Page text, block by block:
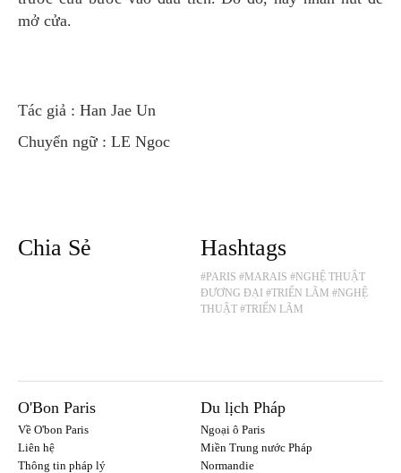
mở cửa.
Tác giả : Han Jae Un
Chuyển ngữ : LE Ngoc
Chia Sẻ Hashtags
#PARIS #MARAIS #NGHỆ THUẬT
ĐƯƠNG ĐẠI #TRIỂN LÃM #NGHỆ
THUẬT #TRIỂN LÃM
O'Bon Paris
Về O'bon Paris
Liên hệ
Thông tin pháp lý
Du lịch Pháp
Ngoại ô Paris
Miền Trung nước Pháp
Normandie